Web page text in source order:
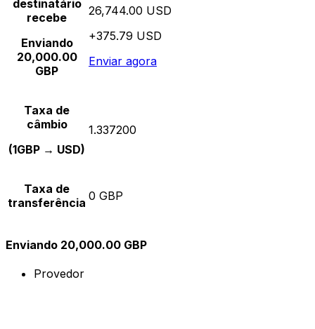
destinatário
recebe
Enviando
20,000.00
GBP
26,744.00 USD
+375.79 USD
Enviar agora
Taxa de
câmbio
(1GBP → USD)
1.337200
Taxa de
transferência 0 GBP
Enviando 20,000.00 GBP
Provedor